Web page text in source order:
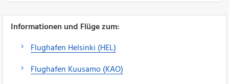
Informationen und Flüge zum:
Flughafen Helsinki (HEL)
Flughafen Kuusamo (KAO)